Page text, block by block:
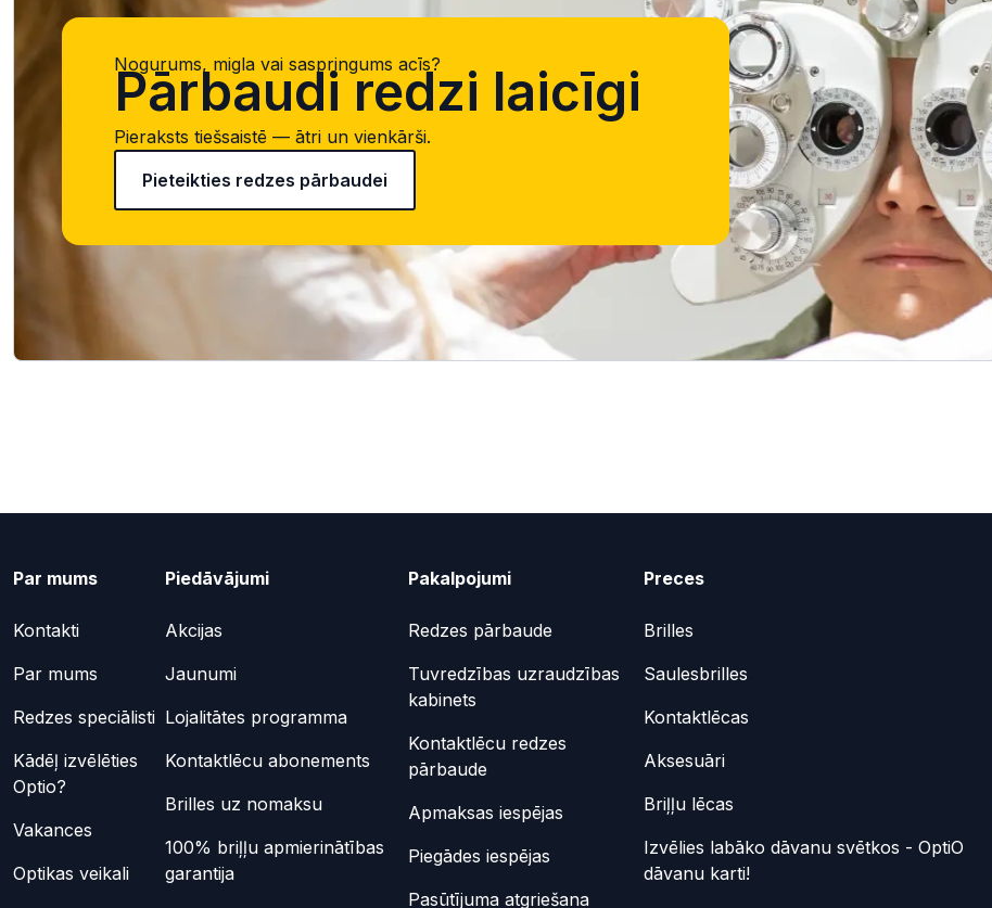
Nogurums, migla vai saspringums acīs?
Pārbaudi redzi laicīgi
Pieraksts tiešsaistē — ātri un vienkārši.
Pieteikties redzes pārbaudei
Par mums
Kontakti
Par mums
Redzes speciālisti
Kādēļ izvēlēties
Optio?
Vakances
Optikas veikali
Piedāvājumi
Akcijas
Jaunumi
Lojalitātes programma
Kontaktlēcu abonements
Brilles uz nomaksu
100% briļļu apmierinātības
garantija
Pakalpojumi
Redzes pārbaude
Tuvredzības uzraudzības
kabinets
Kontaktlēcu redzes
pārbaude
Apmaksas iespējas
Piegādes iespējas
Pasūtījuma atgriešana
Preces
Brilles
Saulesbrilles
Kontaktlēcas
Aksesuāri
Briļļu lēcas
Izvēlies labāko dāvanu svētkos - OptiO
dāvanu karti!